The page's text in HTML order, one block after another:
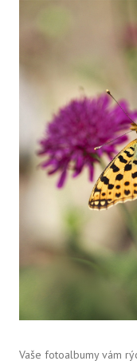
Vaše fotoalbumy vám